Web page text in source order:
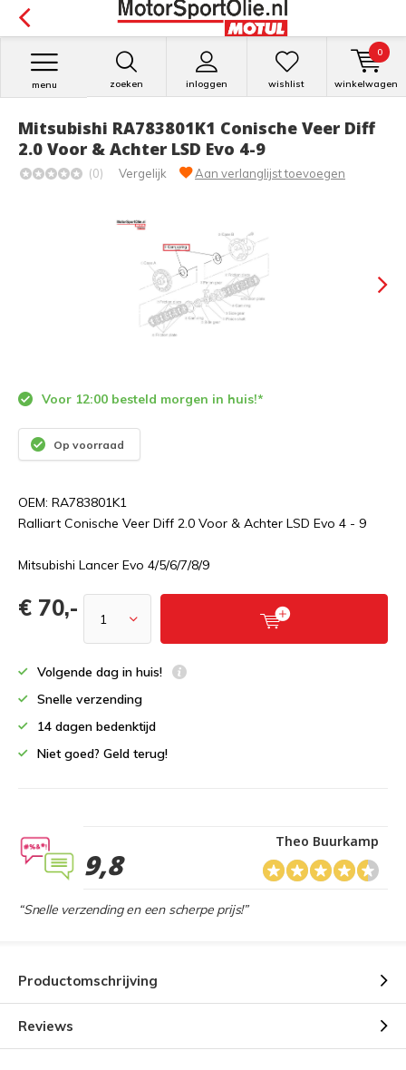
zoeken inloggen
menu wishlist winkelwagen
0
Mitsubishi RA783801K1 Conische Veer Diff
2.0 Voor & Achter LSD Evo 4-9
(0) Vergelijk Aan verlanglijst toevoegen
Voor 12:00 besteld morgen in huis!*
Op voorraad
OEM: RA783801K1
Ralliart Conische Veer Diff 2.0 Voor & Achter LSD Evo 4 - 9
Mitsubishi Lancer Evo 4/5/6/7/8/9
€ 70,-
Volgende dag in huis!
Snelle verzending
14 dagen bedenktijd
Niet goed? Geld terug!
9,8
Theo Buurkamp
“Snelle verzending en een scherpe prijs!”
Productomschrijving
Reviews